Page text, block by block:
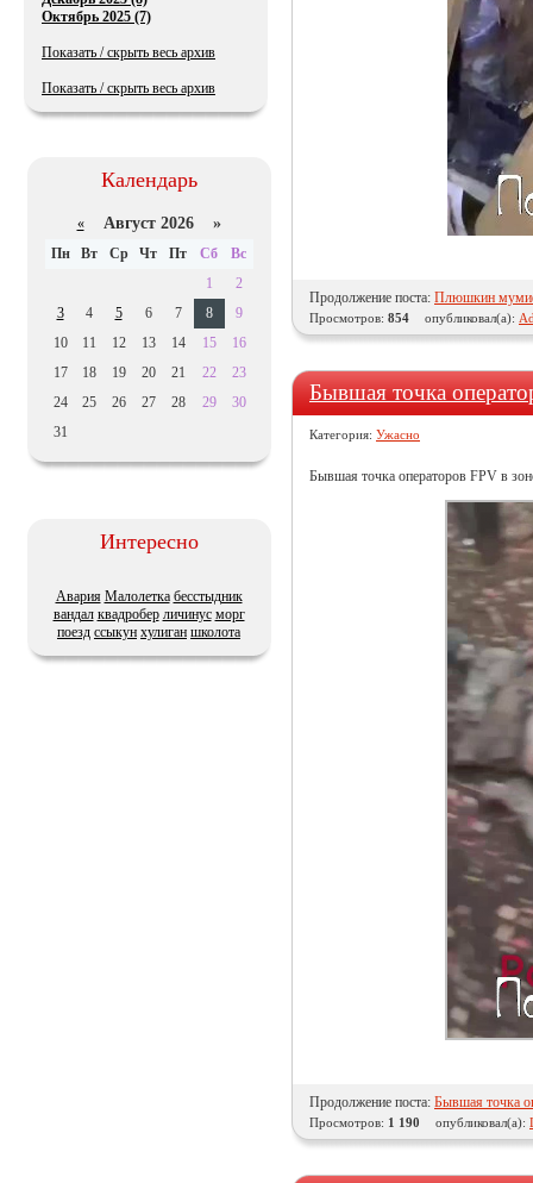
Продолжение поста: Плюшкин
Просмотров: 854 опубликовал(а):
Бывшая точка
Категория: Ужасно
Бывшая точка операторов FPV в
Продолжение поста: Бывшая точка
Просмотров: 1 190 опубликовал(а):
Октябрь 2025 (7)
Показать / скрыть весь архив
Показать / скрыть весь архив
Календарь
«Август 2026 »
Пн Вт Ср Чт Пт Сб
Вс
1
2
3
4 5 6 7 8
9
10
11 12 13 14 15
16
17
18 19 20 21 22
23
24
25 26 27 28 29
30
31
Интересно
Авария Малолетка бесстыдник
вандал квадробер личинус морг
поезд ссыкун хулиган школота